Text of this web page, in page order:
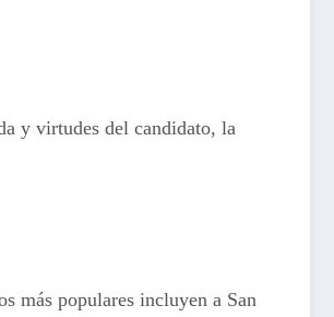
y virtudes del candidato, la
más populares incluyen a San